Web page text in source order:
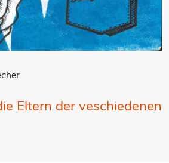
Eltern der veschiedenen